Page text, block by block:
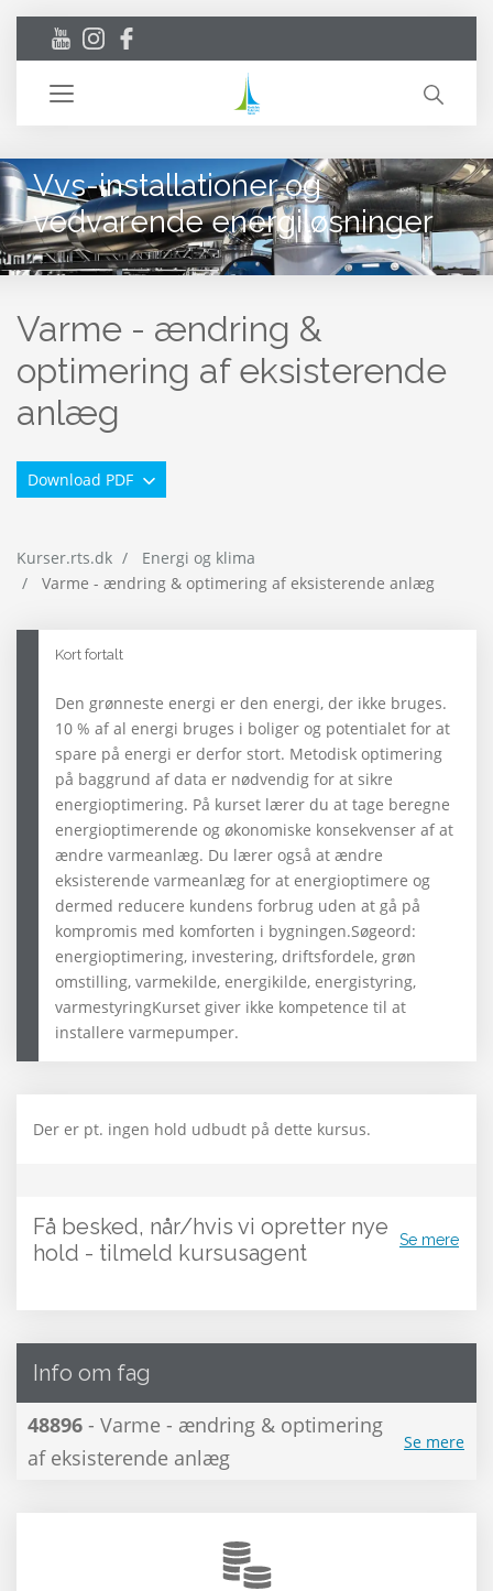
Toggle
Vvs-installationer og
vedvarende energiløsninger
Varme - ændring &
optimering af eksisterende
anlæg
Download PDF
Kurser.rts.dk
Energi og klima
Varme - ændring & optimering af eksisterende anlæg
Kort fortalt
Den grønneste energi er den energi, der ikke bruges.
10 % af al energi bruges i boliger og potentialet for at
spare på energi er derfor stort. Metodisk optimering
på baggrund af data er nødvendig for at sikre
energioptimering. På kurset lærer du at tage beregne
energioptimerende og økonomiske konsekvenser af at
ændre varmeanlæg. Du lærer også at ændre
eksisterende varmeanlæg for at energioptimere og
dermed reducere kundens forbrug uden at gå på
kompromis med komforten i bygningen.Søgeord:
energioptimering, investering, driftsfordele, grøn
omstilling, varmekilde, energikilde, energistyring,
varmestyringKurset giver ikke kompetence til at
installere varmepumper.
Der er pt. ingen hold udbudt på dette kursus.
Få besked, når/hvis vi opretter nye
hold - tilmeld kursusagent
Se mere
Info om fag
48896 - Varme - ændring & optimering
af eksisterende anlæg
Se mere